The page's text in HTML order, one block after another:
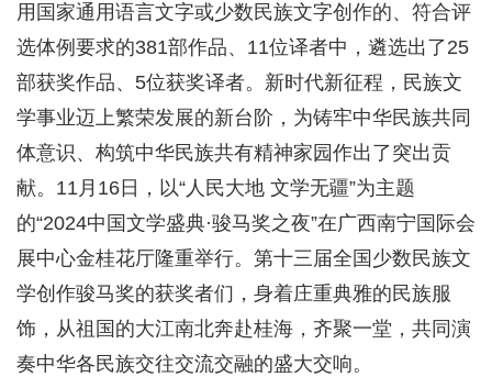
用国家通用语言文字或少数民族文字创作的、符合评
选体例要求的381部作品、11位译者中，遴选出了25
部获奖作品、5位获奖译者。新时代新征程，民族文
学事业迈上繁荣发展的新台阶，为铸牢中华民族共同
体意识、构筑中华民族共有精神家园作出了突出贡
献。11月16日，以“人民大地 文学无疆”为主题
的“2024中国文学盛典·骏马奖之夜”在广西南宁国际会
展中心金桂花厅隆重举行。第十三届全国少数民族文
学创作骏马奖的获奖者们，身着庄重典雅的民族服
饰，从祖国的大江南北奔赴桂海，齐聚一堂，共同演
奏中华各民族交往交流交融的盛大交响。